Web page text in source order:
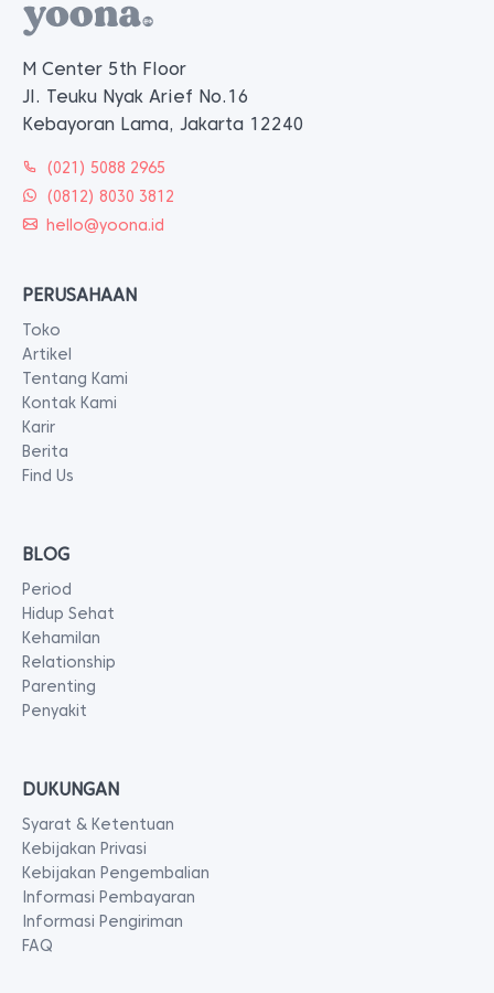
M Center 5th Floor
Jl. Teuku Nyak Arief No.16
Kebayoran Lama, Jakarta 12240
(021) 5088 2965
(0812) 8030 3812
hello@yoona.id
PERUSAHAAN
Toko
Artikel
Tentang Kami
Kontak Kami
Karir
Berita
Find Us
BLOG
Period
Hidup Sehat
Kehamilan
Relationship
Parenting
Penyakit
DUKUNGAN
Syarat & Ketentuan
Kebijakan Privasi
Kebijakan Pengembalian
Informasi Pembayaran
Informasi Pengiriman
FAQ